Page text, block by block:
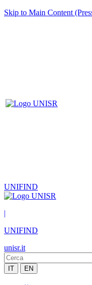
Skip to Main Content
UNIFIND
|
UNIFIND
unisr.it
IT EN